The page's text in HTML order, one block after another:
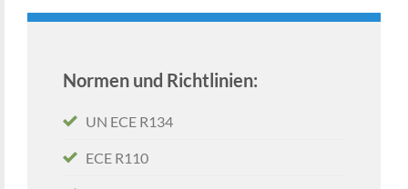
Normen und Richtlinien:
UN ECE R134
ECE R110